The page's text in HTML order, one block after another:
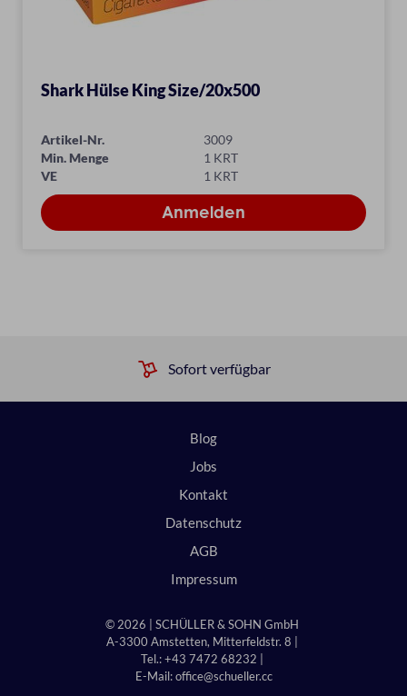
Shark Hülse King Size/20x500
Artikel-Nr.
3009
Min. Menge
1 KRT
VE
1 KRT
Sofort verfügbar
© 2026 | SCHÜLLER & SOHN GmbH
A-3300 Amstetten, Mitterfeldstr. 8 |
Tel.: +43 7472 68232 |
E-Mail:office@schueller.cc
Blog
Jobs
Kontakt
Datenschutz
AGB
Impressum